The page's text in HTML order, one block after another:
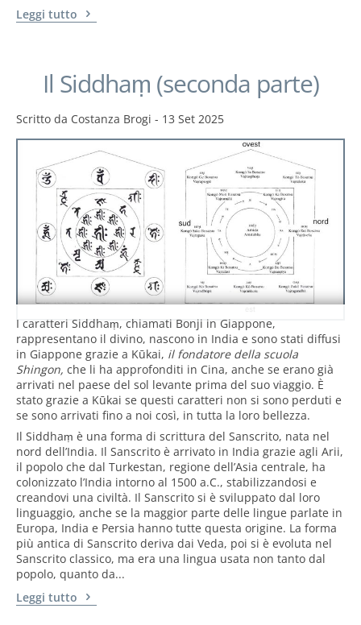
Leggi tutto
Il Siddhaṃ (seconda parte)
Scritto da Costanza Brogi - 13 Set 2025
I caratteri Siddhaṃ, chiamati Bonji in Giappone,
rappresentano il divino, nascono in India e sono stati diffusi
in Giappone grazie a Kūkai, il fondatore della scuola
Shingon, che li ha approfonditi in Cina, anche se erano già
arrivati nel paese del sol levante prima del suo viaggio. È
stato grazie a Kūkai se questi caratteri non si sono perduti e
se sono arrivati fino a noi così, in tutta la loro bellezza.
Il Siddhaṃ è una forma di scrittura del Sanscrito, nata nel
nord dell’India. Il Sanscrito è arrivato in India grazie agli Arii,
il popolo che dal Turkestan, regione dell’Asia centrale, ha
colonizzato l’India intorno al 1500 a.C., stabilizzandosi e
creandovi una civiltà. Il Sanscrito si è sviluppato dal loro
linguaggio, anche se la maggior parte delle lingue parlate in
Europa, India e Persia hanno tutte questa origine. La forma
più antica di Sanscrito deriva dai Veda, poi si è evoluta nel
Sanscrito classico, ma era una lingua usata non tanto dal
popolo, quanto da...
Leggi tutto